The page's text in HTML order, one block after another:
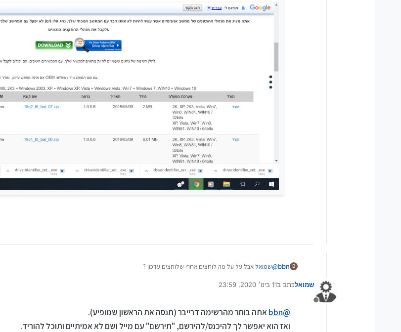
B
bbn
@שמואל אבל על על מה לוחצים אחרי שלוחצים עדכון ?
מנותק
שמואלכתב ב11 בינו׳ 2020, 23:59
נערך לאחרונה על ידי
@
bbnאתה בוחר מהרשימה דרייבר (תנסה את הראשון שמופיע).
ואז הוא יאפשר לך להיכנס/להירשם, "תירשם" עם מייל ושם לא אמיתיים ותוכל להוריד.